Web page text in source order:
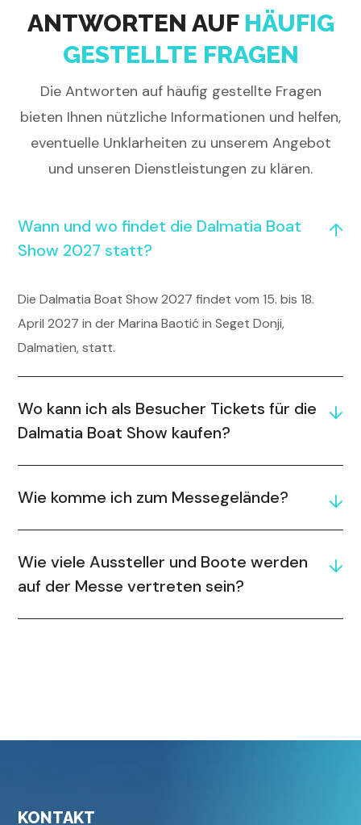
ANTWORTEN AUF HÄUFIG
GESTELLTE FRAGEN
Die Antworten auf häufig gestellte Fragen
bieten Ihnen nützliche Informationen und helfen,
eventuelle Unklarheiten zu unserem Angebot
und unseren Dienstleistungen zu klären.
Wann und wo findet die Dalmatia Boat
Show 2027 statt?
Die Dalmatia Boat Show 2027 findet vom 15. bis 18.
April 2027 in der Marina Baotić in Seget Donji,
Dalmatien, statt.
Wo kann ich als Besucher Tickets für die
Dalmatia Boat Show kaufen?
Wie komme ich zum Messegelände?
Wie viele Aussteller und Boote werden
auf der Messe vertreten sein?
KONTAKT